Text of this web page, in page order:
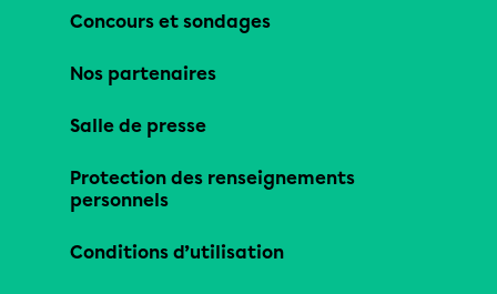
Concours et sondages
Nos partenaires
Salle de presse
Protection des renseignements
personnels
Conditions d’utilisation